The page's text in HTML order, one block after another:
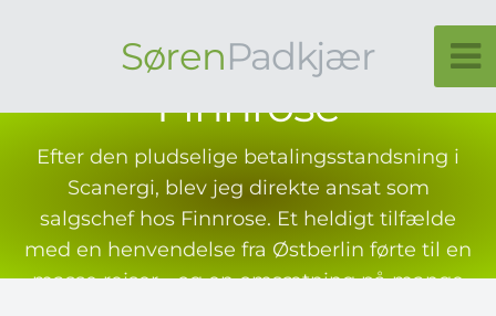
SørenPadkjær
Finnrose
Efter den pludselige betalingsstandsning i
Scanergi, blev jeg direkte ansat som
salgschef hos Finnrose. Et heldigt tilfælde
med en henvendelse fra Østberlin førte til en
masse rejser - og en omsætning på mange